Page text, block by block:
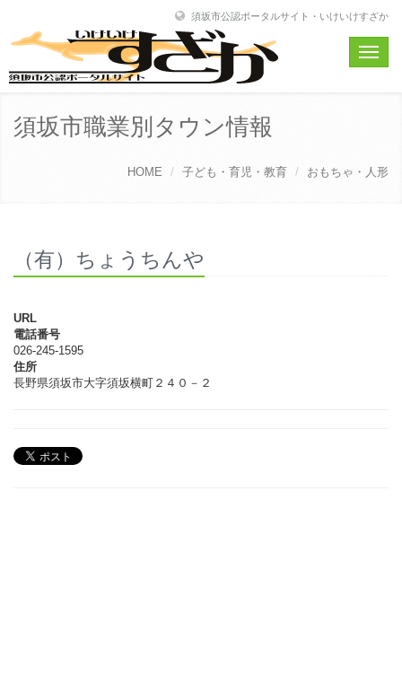
須坂市公認ポータルサイト・いけいけすざか
Toggle
須坂市職業別タウン情報
HOME 子ども・育児・教育 おもちゃ・人形
（有）ちょうちんや
URL
電話番号
026-245-1595
住所
長野県須坂市大字須坂横町２４０－２